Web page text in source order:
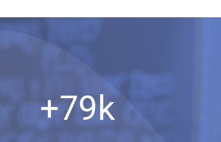
+79k